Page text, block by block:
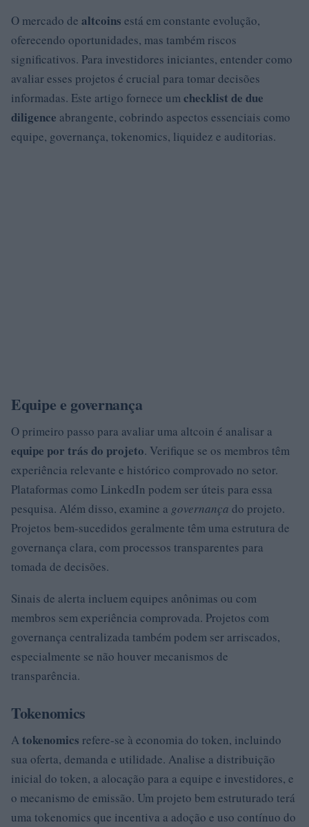
O mercado de altcoins está em constante evolução,
oferecendo oportunidades, mas também riscos
significativos. Para investidores iniciantes, entender como
avaliar esses projetos é crucial para tomar decisões
informadas. Este artigo fornece umchecklist de due
diligence abrangente, cobrindo aspectos essenciais como
equipe, governança, tokenomics, liquidez e auditorias.
Equipe e governança
O primeiro passo para avaliar uma altcoin é analisar a
equipe por trás do projeto. Verifique se os membros têm
experiência relevante e histórico comprovado no setor.
Plataformas como LinkedIn podem ser úteis para essa
pesquisa. Além disso, examine a governança do projeto.
Projetos bem-sucedidos geralmente têm uma estrutura de
governança clara, com processos transparentes para
tomada de decisões.
Sinais de alerta incluem equipes anônimas ou com
membros sem experiência comprovada. Projetos com
governança centralizada também podem ser arriscados,
especialmente se não houver mecanismos de
transparência.
Tokenomics
Atokenomics refere-se à economia do token, incluindo
sua oferta, demanda e utilidade. Analise a distribuição
inicial do token, a alocação para a equipe e investidores, e
o mecanismo de emissão. Um projeto bem estruturado terá
uma tokenomics que incentiva a adoção e uso contínuo do